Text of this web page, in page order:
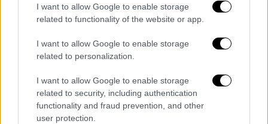
I want to allow Google to enable storage
related to functionality of the website or app.
I want to allow Google to enable storage
related to personalization.
I want to allow Google to enable storage
related to security, including authentication
functionality and fraud prevention, and other
user protection.
Μεσημεριανό...|08.08.2026 14:03
08/08/2026
ΑΠΟΣΠΑΣΜΑΤΑ...